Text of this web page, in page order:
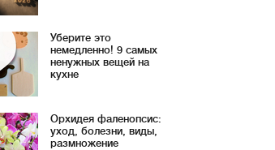
Уберите это
немедленно! 9 самых
ненужных вещей на
кухне
Орхидея фаленопсис:
уход, болезни, виды,
размножение